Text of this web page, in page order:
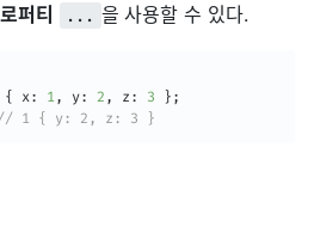
퍼티 ... 을 사용할 수 있다.
{ x : 1 , y: 2 , z : 3 } ;
// 1 { y: 2, z: 3 }